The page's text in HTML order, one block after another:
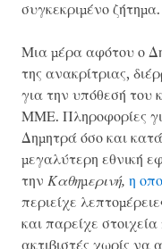
συγκεκριμένο ζήτημα.
Μια μέρα αφότου ο
της ανακρίτριας,
για την υπόθεσή του
ΜΜΕ. Πληροφορίες
Δημητρά όσο και
μεγαλύτερη εθνική
την Καθημερινή, η
περιείχε
και παρείχε
ακτιβιστές χωρίς να